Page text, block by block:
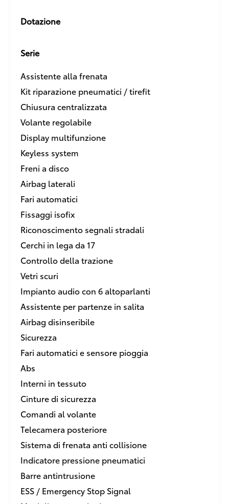
Dotazione
Serie
Assistente alla frenata
Kit riparazione pneumatici / tirefit
Chiusura centralizzata
Volante regolabile
Display multifunzione
Keyless system
Freni a disco
Airbag laterali
Fari automatici
Fissaggi isofix
Riconoscimento segnali stradali
Cerchi in lega da 17
Controllo della trazione
Vetri scuri
Impianto audio con 6 altoparlanti
Assistente per partenze in salita
Airbag disinseribile
Sicurezza
Fari automatici e sensore pioggia
Abs
Interni in tessuto
Cinture di sicurezza
Comandi al volante
Telecamera posteriore
Sistema di frenata anti collisione
Indicatore pressione pneumatici
Barre antintrusione
ESS / Emergency Stop Signal